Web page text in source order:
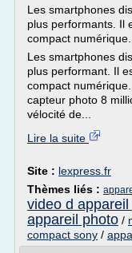
Les smartphones
plus performants. Il
compact numérique.
Les smartphones
plus performant. Il
compact
capteur photo 8
vélocité de...
Lire la suite
Site : lexpress.fr
Thèmes liés :
video d
appareil photo /
compact sony /